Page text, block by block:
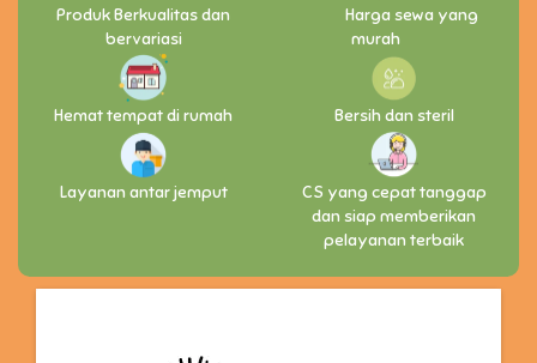
Produk Berkualitas dan
bervariasi
Harga sewa yang
murah
Hemat tempat di rumah Bersih dan steril
Layanan antar jemput
CS yang cepat tanggap
dan siap memberikan
pelayanan terbaik